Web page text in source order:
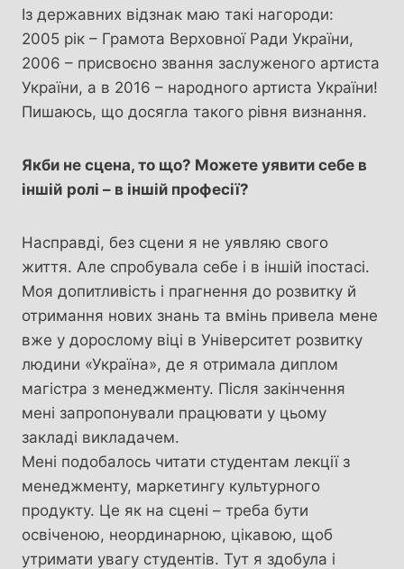
Із державних відзнак маю такі нагороди:
2005 рік – Грамота Верховної Ради України,
2006 – присвоєно звання заслуженого артиста
України, а в 2016 – народного артиста України!
Пишаюсь, що досягла такого рівня визнання.
Якби не сцена, то що? Можете уявити себе в
іншій ролі – в іншій професії?
Насправді, без сцени я не уявляю свого
життя. Але спробувала себе і в іншій іпостасі.
Моя допитливість і прагнення до розвитку й
отримання нових знань та вмінь привела мене
вже у дорослому віці в Університет розвитку
людини «Україна», де я отримала диплом
магістра з менеджменту. Після закінчення
мені запропонували працювати у цьому
закладі викладачем.
Мені подобалось читати студентам лекції з
менеджменту, маркетингу культурного
продукту. Це як на сцені – треба бути
освіченою, неординарною, цікавою, щоб
утримати увагу студентів. Тут я здобула і